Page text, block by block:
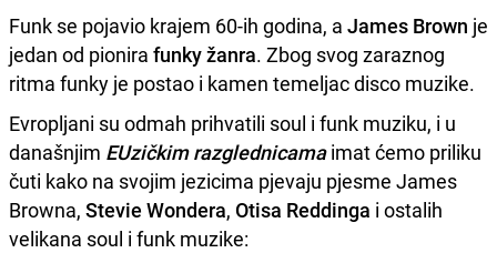
Funk se pojavio krajem 60-ih godina, a James Brown je
jedan od pionira funky žanra. Zbog svog zaraznog
ritma funky je postao i kamen temeljac disco muzike.
Evropljani su odmah prihvatili soul i funk muziku, i u
današnjim EUzičkim razglednicama imat ćemo priliku
čuti kako na svojim jezicima pjevaju pjesme James
Browna, Stevie Wondera, Otisa Reddinga i ostalih
velikana soul i funk muzike: